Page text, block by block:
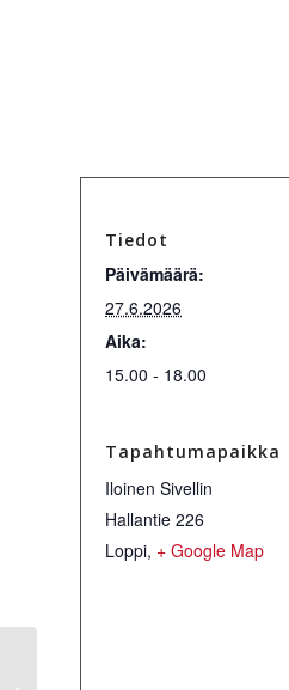
Tiedot
Päivämäärä:
27.6.2026
Aika:
15.00 - 18.00
Tapahtumapaikka
Iloinen Sivellin
Hallantie 226
Loppi, + Google Map